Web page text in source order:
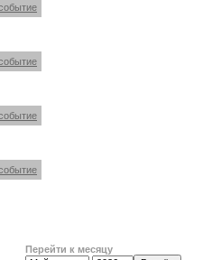
Перейти к месяцу